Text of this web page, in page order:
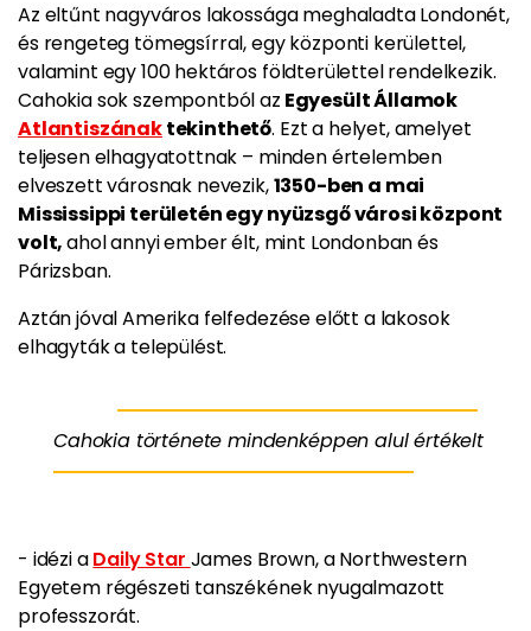
Az eltűnt nagyváros lakossága meghaladta Londonét,
és rengeteg tömegsírral, egy központi kerülettel,
valamint egy 100 hektáros földterülettel rendelkezik.
Cahokia sok szempontból az Egyesült Államok
Atlantiszánaktekinthető. Ezt a helyet, amelyet
teljesen elhagyatottnak – minden értelemben
elveszett városnak nevezik,1350-ben a mai
Mississippi területén egy nyüzsgő városi központ
volt,ahol annyi ember élt, mint Londonban és
Párizsban.
Aztán jóval Amerika felfedezése előtt a lakosok
elhagyták a települést.
Cahokia története mindenképpen alul értékelt
- idézi aDaily Star James Brown, a Northwestern
Egyetem régészeti tanszékének nyugalmazott
professzorát.